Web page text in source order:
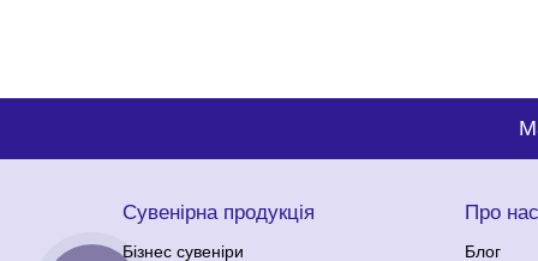
Сувенірна продукція
Бізнес сувеніри
Про нас
Блог